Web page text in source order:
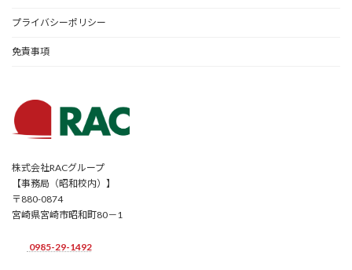
プライバシーポリシー
免責事項
株式会社RACグループ
【事務局（昭和校内）】
〒880-0874
宮崎県宮崎市昭和町80－1
0985-29-1492